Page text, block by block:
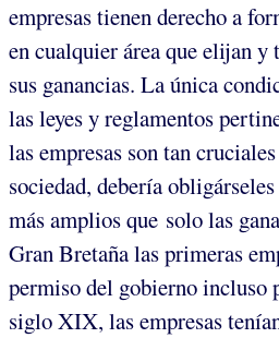
empresas tienen derecho a
en cualquier área que elijan
sus ganancias. La única
las leyes y reglamentos
las empresas son tan
sociedad, debería
más amplios que solo las
Gran Bretaña las primeras
permiso del gobierno incluso
siglo XIX, las empresas